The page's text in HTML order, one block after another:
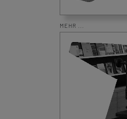
MEHR ...